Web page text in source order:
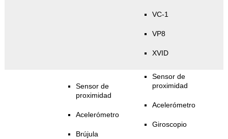
VC-1
VP8
XVID
Sensor de
proximidad
Acelerómetro
Brújula
Sensor de
proximidad
Acelerómetro
Giroscopio